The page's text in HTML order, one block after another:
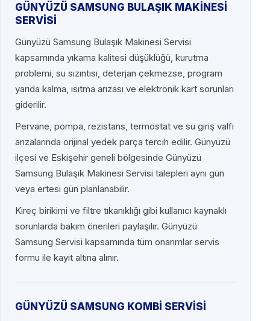
GÜNYÜZÜ SAMSUNG BULAŞIK MAKİNESİ
SERVİSİ
Günyüzü Samsung Bulaşık Makinesi Servisi
kapsamında yıkama kalitesi düşüklüğü, kurutma
problemi, su sızıntısı, deterjan çekmezse, program
yarıda kalma, ısıtma arızası ve elektronik kart sorunları
giderilir.
Pervane, pompa, rezistans, termostat ve su giriş valfi
arızalarında orijinal yedek parça tercih edilir. Günyüzü
ilçesi ve Eskişehir geneli bölgesinde Günyüzü
Samsung Bulaşık Makinesi Servisi talepleri aynı gün
veya ertesi gün planlanabilir.
Kireç birikimi ve filtre tıkanıklığı gibi kullanıcı kaynaklı
sorunlarda bakım önerileri paylaşılır. Günyüzü
Samsung Servisi kapsamında tüm onarımlar servis
formu ile kayıt altına alınır.
GÜNYÜZÜ SAMSUNG KOMBİ SERVİSİ